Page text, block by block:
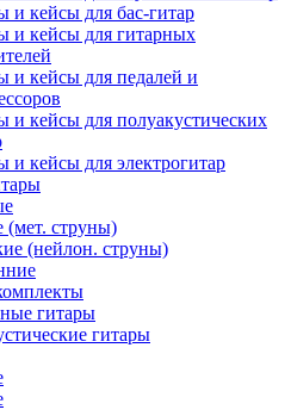
и кейсы для бас-гитар
и кейсы для гитарных
и кейсы для педалей и
и кейсы для полуакустических
и кейсы для электрогитар
(мет. струны)
(нейлон. струны)
гитары
гитары